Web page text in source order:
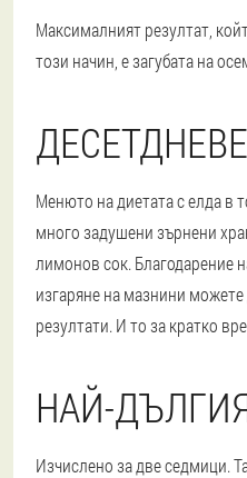
Максималният резултат,
този начин, е загубата на
Менюто на диетата с елда в
много задушени зърнени
лимонов сок. Благодарение
изгаряне на мазнини
резултати. И то за кратко
НАЙ-
Изчислено за две седмици.